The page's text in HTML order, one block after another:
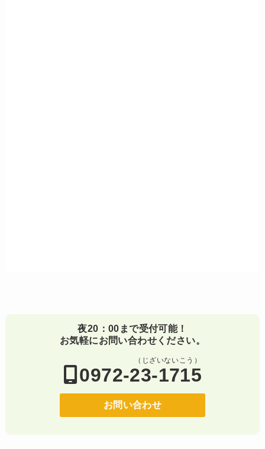
夜20：00まで受付可能！
お気軽にお問い合わせください。
0972-23-1715
（じざいないこう）
お問い合わせ